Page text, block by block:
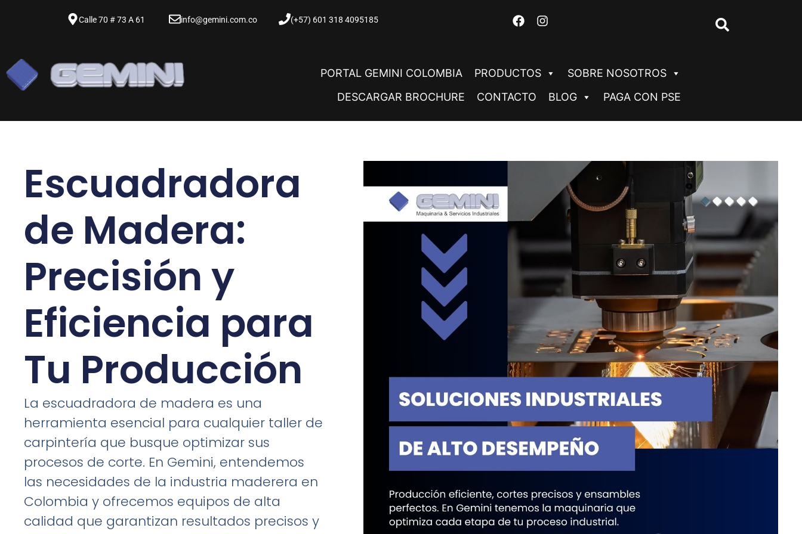
Calle 70 # 73 A 61 info@gemini.com.co (+57) 601 318 4095185
PORTAL GEMINI COLOMBIA PRODUCTOS
SOBRE NOSOTROS
DESCARGAR BROCHURE
CONTACTO BLOG PAGA CON PSE
Escuadradora
de Madera:
Precisión y
Eficiencia para
Tu Producción
La escuadradora de madera es una
herramienta esencial para cualquier taller de
carpintería que busque optimizar sus
procesos de corte. En Gemini, entendemos
las necesidades de la industria maderera en
Colombia y ofrecemos equipos de alta
calidad que garantizan resultados precisos y